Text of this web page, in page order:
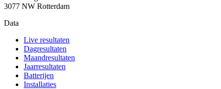
3077 NW Rotterdam
Data
Live resultaten
Dagresultaten
Maandresultaten
Jaarresultaten
Batterijen
Installaties